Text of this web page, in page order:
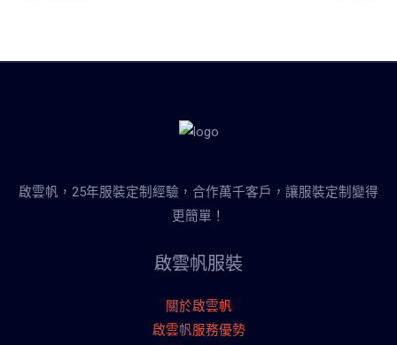
啟雲帆，25年服裝定制經驗，合作萬千客戶，讓服裝定制變得
更簡單！
啟雲帆服裝
關於啟雲帆
啟雲帆服務優勢